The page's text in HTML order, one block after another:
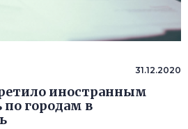
31.12.2020
иностранным
городам в